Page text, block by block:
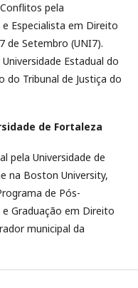
pela
Especialista em Direito
de Setembro (UNI7).
Estadual do
do Tribunal de Justiça do
de Fortaleza
pela Universidade de
na Boston University,
de Pós-
Graduação em Direito
municipal da